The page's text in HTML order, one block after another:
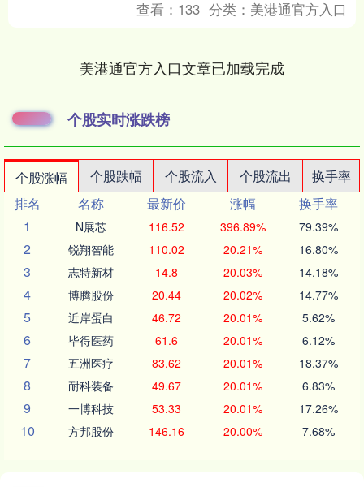
查看： 133 分类： 美港通官方入口
美港通官方入口文章已加载完成
个股实时涨跌榜
个股涨幅 个股跌幅 个股流入 个股流出
换手率
排名
名称 最新价 涨幅
换手率
1
N展芯 116.52 396.89% 79.39%
2 锐翔智能 110.02 20.21% 16.80%
3 志特新材 14.8 20.03% 14.18%
4 博腾股份 20.44 20.02% 14.77%
5 近岸蛋白 46.72 20.01% 5.62%
6 毕得医药 61.6 20.01% 6.12%
7 五洲医疗 83.62 20.01% 18.37%
8 耐科装备 49.67 20.01% 6.83%
9 一博科技 53.33 20.01% 17.26%
10 方邦股份 146.16 20.00% 7.68%